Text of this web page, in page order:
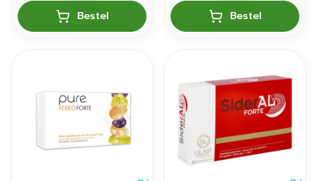
Bestel Bestel